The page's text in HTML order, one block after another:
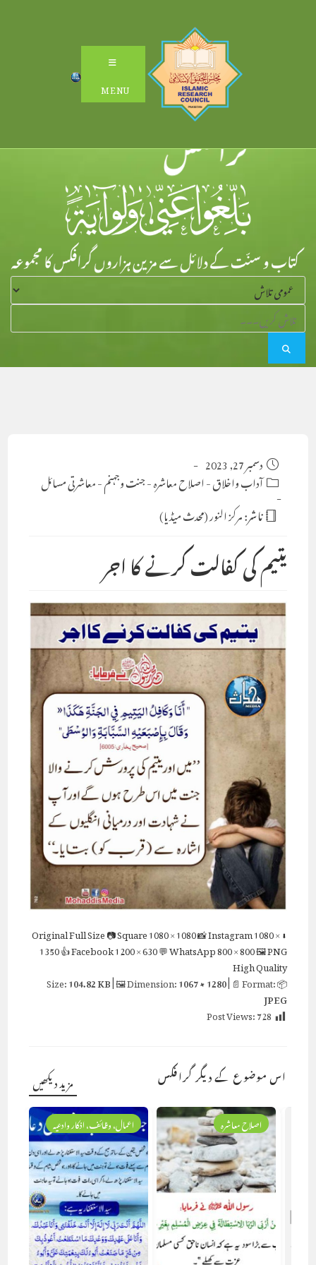
MENU
Post
published:
دسمبر 27, 2023
Post
category:
آداب واخلاق-اصلاح معاشرہ-جنت وجہنم-معاشرتی مسائل
ناشر:مرکز النور (محدث میڈیا)
یتیم کی کفالت کرنے کا اجر
⬇ Original
Full Size📷 Square1080 × 1080📸 Instagram1080 ×
1350👍 Facebook1200 × 630💬 WhatsApp800 × 800🖼 PNG
High Quality
📦 Size:
104.82 KB| 🖼 Dimension:1067 × 1280| 📄 Format:
JPEG
Post Views:728
اس موضوع کے دیگر گرافکس مزید دیکھیں
اصلاح معاشرہ اعمال، وظائف، اذکار وادعیہ